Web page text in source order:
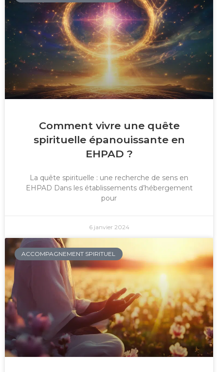
Comment vivre une quête
spirituelle épanouissante en
EHPAD ?
La quête spirituelle : une recherche de sens en
EHPAD Dans les établissements d’hébergement
pour
6 janvier 2024
ACCOMPAGNEMENT SPIRITUEL